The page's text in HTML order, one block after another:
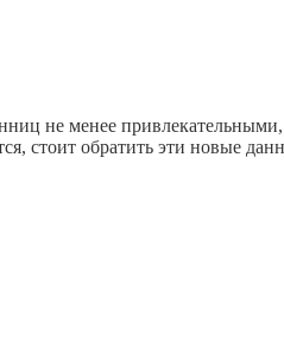
не менее
стоит обратить эти новые